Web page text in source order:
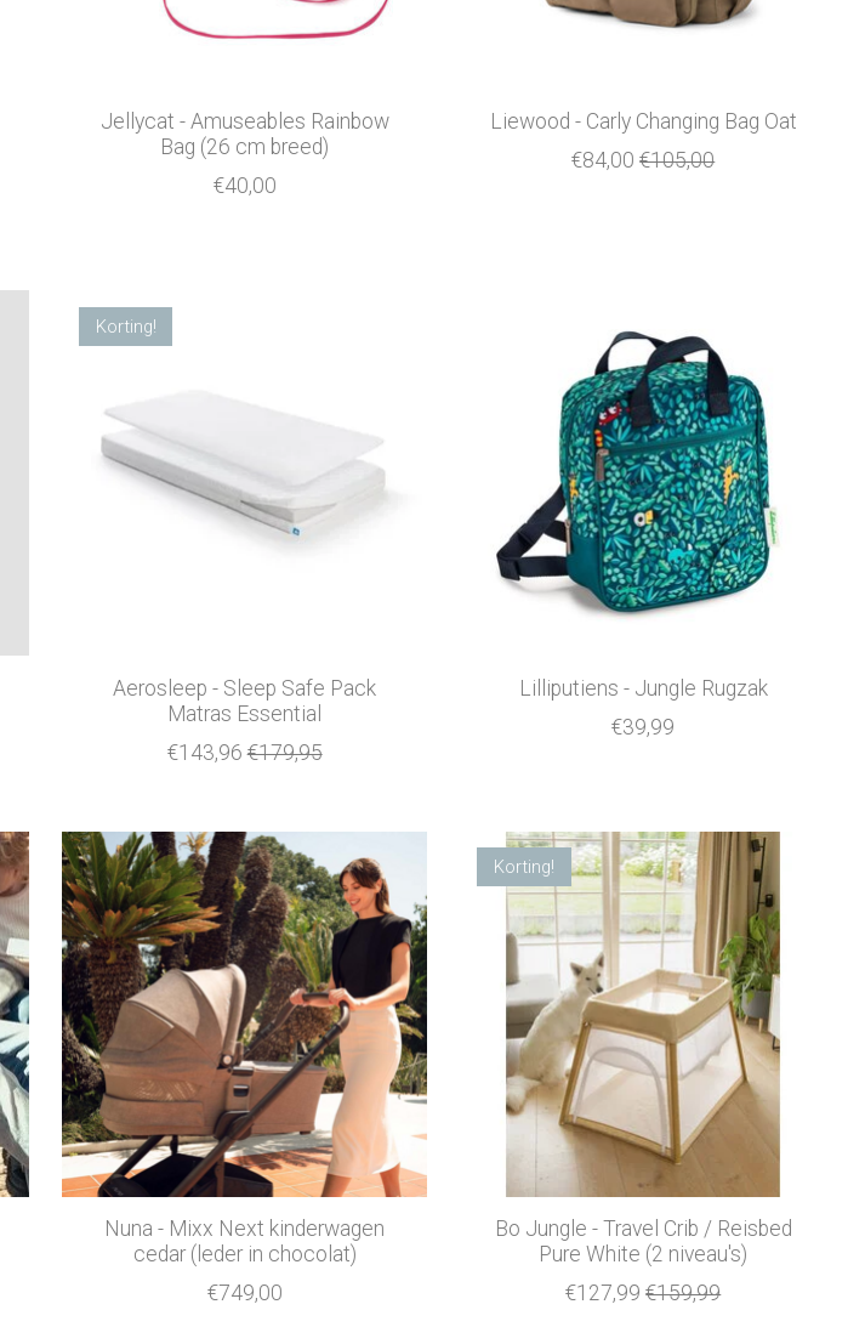
Jellycat - Amuseables Rainbow
Bag (26 cm breed)
€40,00
Liewood - Carly Changing Bag Oat
€84,00 €105,00
Korting!
Aerosleep - Sleep Safe Pack
Matras Essential
€143,96 €179,95
Lilliputiens - Jungle Rugzak
€39,99
Nuna - Mixx Next kinderwagen
cedar (leder in chocolat)
€749,00
Korting!
Bo Jungle - Travel Crib / Reisbed
Pure White (2 niveau's)
€127,99 €159,99